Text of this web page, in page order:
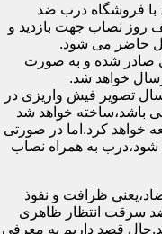
با فروشگاه درب ضد
روز نصاب جهت بازدید و
حاضر می شود.
صادر شده و به صورت
خواهد شد.
تصویر فیش واریزی در
خواهد شد
کرد.اما در صورتی
شود،درب به همراه نصاب
ظرافت و نفوذ
ضد سرقت انتظار ظاهری
قصد داریم به معرفی